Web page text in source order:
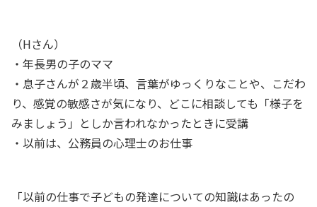
（Hさん）
・ 年長男の子のママ
・息子さんが２歳半頃、言葉がゆっくりなことや、こだわ
り、感覚の敏感さが気になり、どこに相談しても「様子を
みましょう」としか言われなかったときに受講
・以前は、公務員の心理士のお仕事
「以前の仕事で子どもの発達についての知識はあったの